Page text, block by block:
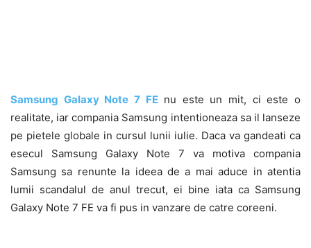
Samsung Galaxy Note 7 FEnu este un mit, ci este o
realitate, iar compania Samsung intentioneaza sa il lanseze
pe pietele globale in cursul lunii iulie. Daca va gandeati ca
esecul Samsung Galaxy Note 7 va motiva compania
Samsung sa renunte la ideea de a mai aduce in atentia
lumii scandalul de anul trecut, ei bine iata ca Samsung
Galaxy Note 7 FE va fi pus in vanzare de catre coreeni.